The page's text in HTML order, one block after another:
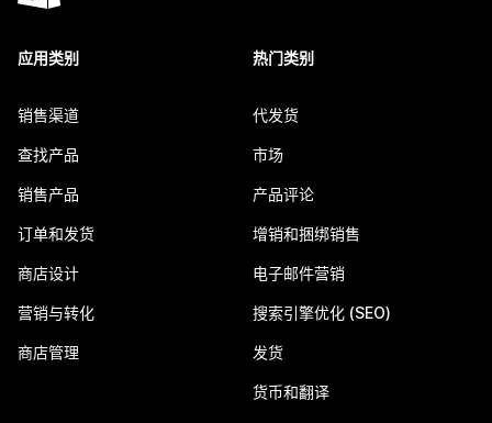
应用类别
销售渠道
查找产品
销售产品
订单和发货
商店设计
营销与转化
商店管理
热门类别
代发货
市场
产品评论
增销和捆绑销售
电子邮件营销
搜索引擎优化 (SEO)
发货
货币和翻译